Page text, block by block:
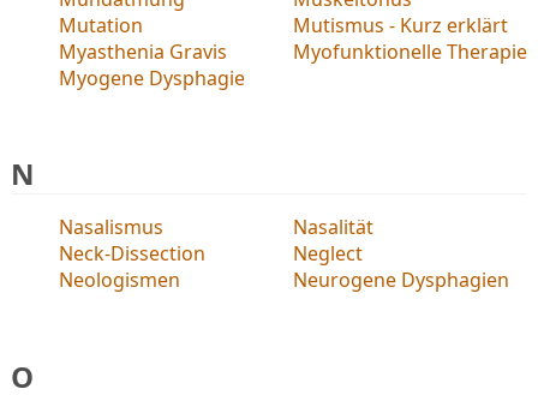
Mutation
Mutismus - Kurz erklärt
Myasthenia Gravis
Myofunktionelle Therapie
Myogene Dysphagie
N
Nasalismus
Nasalität
Neck-Dissection
Neglect
Neologismen
Neurogene Dysphagien
O